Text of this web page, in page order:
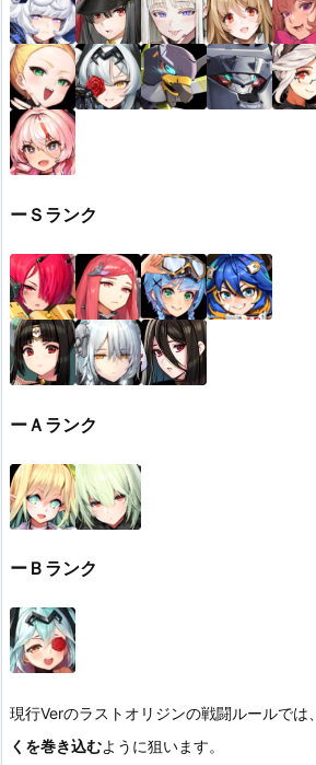
ーＳランク
ーＡランク
ーＢランク
現行Verのラストオリジンの戦闘ルールでは、
くを巻き込むように狙います。